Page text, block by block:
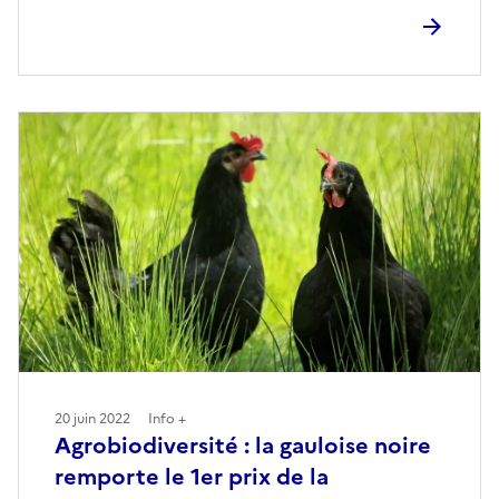
Agrobiodiversité : la gauloise noire
remporte le 1er prix de la
20 juin 2022 Info +